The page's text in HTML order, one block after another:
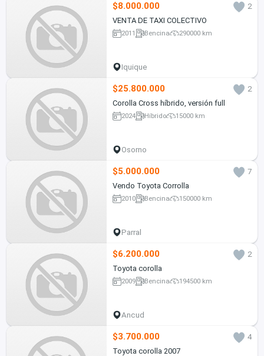
$8.000.000
2
VENTA DE TAXI COLECTIVO
2011 Bencina 290000 km
Iquique
$25.800.000
2
Corolla Cross híbrido, versión full
2024 Híbrido 15000 km
Osorno
$5.000.000
7
Vendo Toyota Corrolla
2010 Bencina 150000 km
Parral
$6.200.000
2
Toyota corolla
2009 Bencina 194500 km
Ancud
$3.700.000
4
Toyota corolla 2007